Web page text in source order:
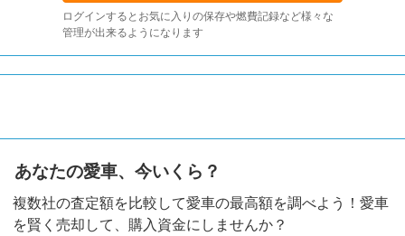
ログインするとお気に入りの保存や燃費記録など様々な
管理が出来るようになります
あなたの愛車、今いくら？
複数社の査定額を比較して愛車の最高額を調べよう！愛車
を賢く売却して、購入資金にしませんか？